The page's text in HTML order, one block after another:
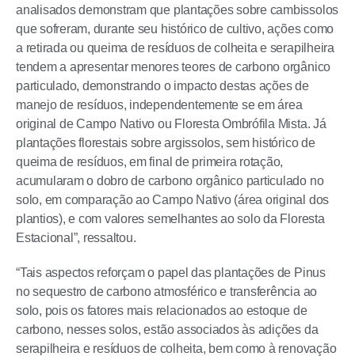
analisados demonstram que plantações sobre cambissolos
que sofreram, durante seu histórico de cultivo, ações como
a retirada ou queima de resíduos de colheita e serapilheira
tendem a apresentar menores teores de carbono orgânico
particulado, demonstrando o impacto destas ações de
manejo de resíduos, independentemente se em área
original de Campo Nativo ou Floresta Ombrófila Mista. Já
plantações florestais sobre argissolos, sem histórico de
queima de resíduos, em final de primeira rotação,
acumularam o dobro de carbono orgânico particulado no
solo, em comparação ao Campo Nativo (área original dos
plantios), e com valores semelhantes ao solo da Floresta
Estacional”, ressaltou.
“Tais aspectos reforçam o papel das plantações de Pinus
no sequestro de carbono atmosférico e transferência ao
solo, pois os fatores mais relacionados ao estoque de
carbono, nesses solos, estão associados às adições da
serapilheira e resíduos de colheita, bem como à renovação